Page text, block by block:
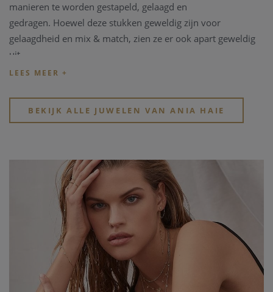
manieren te worden gestapeld, gelaagd en
gedragen. Hoewel deze stukken geweldig zijn voor
gelaagdheid en mix & match, zien ze er ook apart geweldig
uit.
Elk juweel is toegankelijk, trendy en altijd moeiteloos chic.
BEKIJK ALLE JUWELEN VAN ANIA HAIE